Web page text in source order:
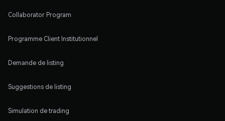
Collaborator Program
Programme Client Institutionnel
Demande de listing
Suggestions de listing
Simulation de trading